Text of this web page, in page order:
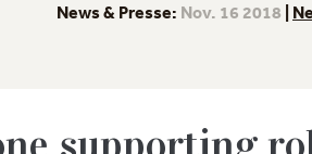
News & Presse: Nov. 16 2018